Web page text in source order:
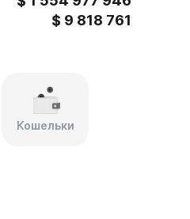
$ 9 818 761
Кошельки